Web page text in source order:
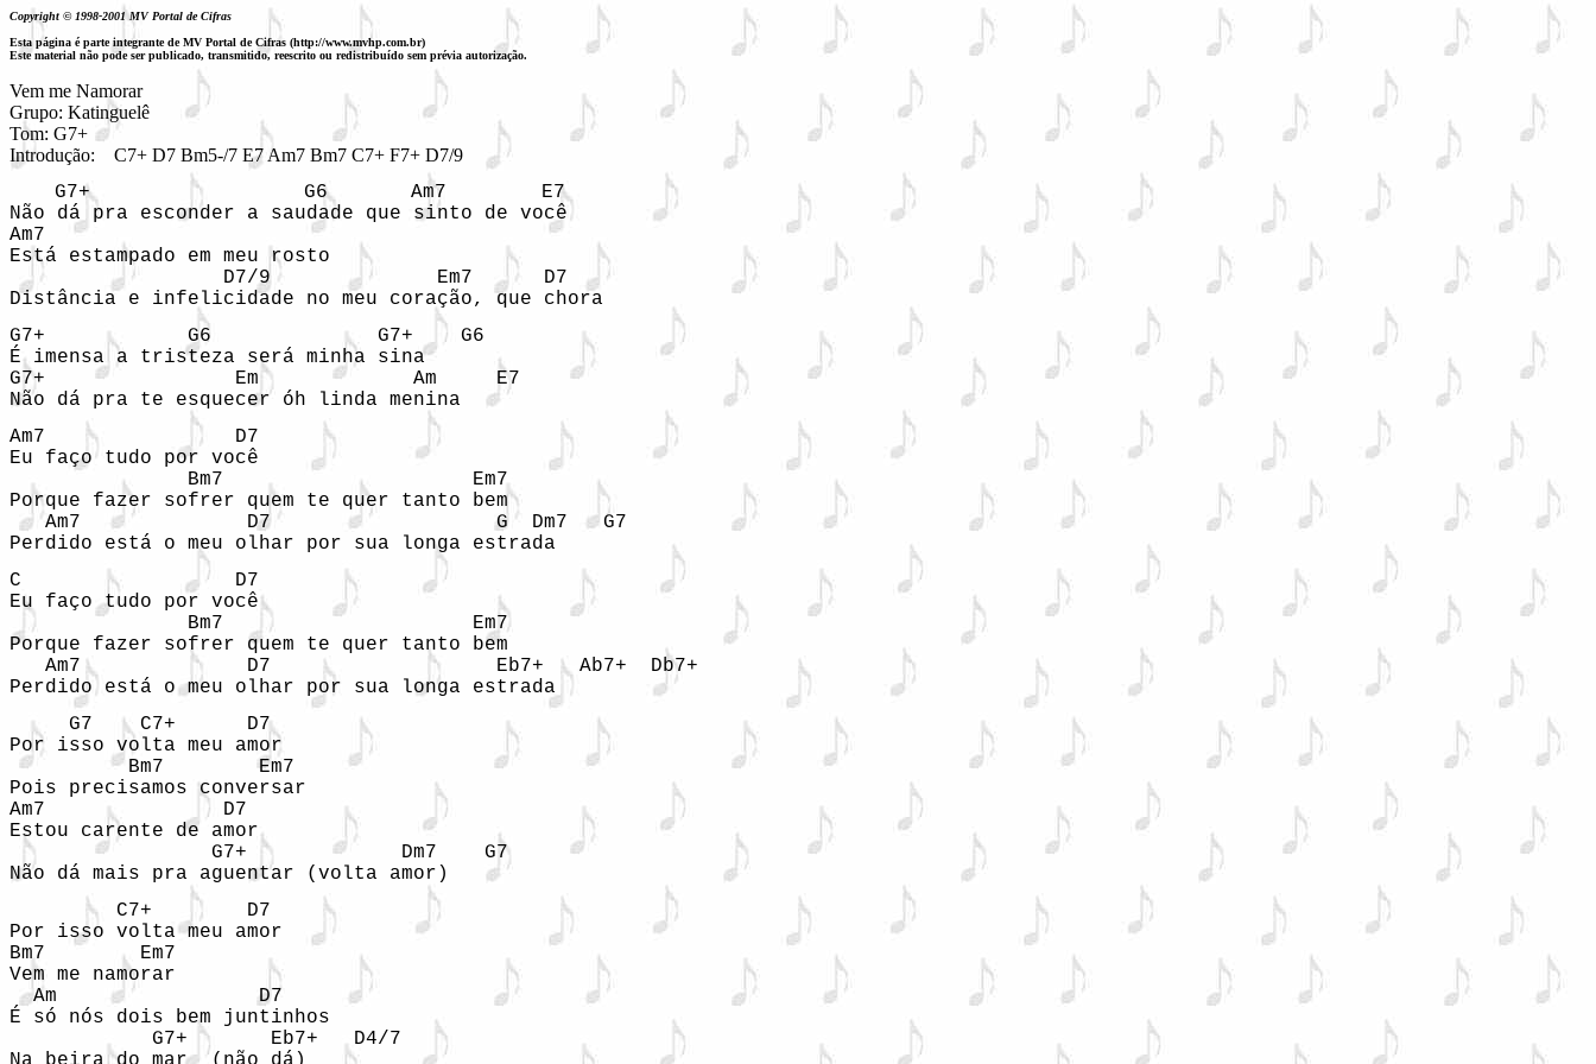
Copyright © 1998-2001 MV Portal de Cifras
Esta página é parte integrante de MV Portal de Cifras (http://www.mvhp.com.br)
Este material não pode ser publicado, transmitido, reescrito ou redistribuído sem prévia autorização.
Vem me Namorar
Grupo: Katinguelê
Tom: G7+
Introdução:
C7+ D7 Bm5-/7 E7 Am7 Bm7 C7+ F7+ D7/9
   G7+                  G6       Am7        E7
Não dá pra esconder a saudade que sinto de você
Am7
Está estampado em meu rosto
                  D7/9              Em7      D7
Distância e infelicidade no meu coração, que chora
G7+            G6              G7+    G6
É imensa a tristeza será minha sina
G7+                Em             Am     E7
Não dá pra te esquecer óh linda menina
Am7                D7
Eu faço tudo por você
               Bm7                     Em7
Porque fazer sofrer quem te quer tanto bem
   Am7              D7                   G  Dm7   G7
Perdido está o meu olhar por sua longa estrada
C                  D7
Eu faço tudo por você
               Bm7                     Em7
Porque fazer sofrer quem te quer tanto bem
   Am7              D7                   Eb7+   Ab7+  Db7+
Perdido está o meu olhar por sua longa estrada
     G7    C7+      D7
Por isso volta meu amor
          Bm7        Em7
Pois precisamos conversar
Am7               D7
Estou carente de amor
                 G7+             Dm7    G7
Não dá mais pra aguentar (volta amor)
         C7+        D7
Por isso volta meu amor
Bm7        Em7
Vem me namorar
  Am                 D7
É só nós dois bem juntinhos
            G7+       Eb7+   D4/7